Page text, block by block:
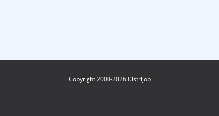
Copyright 2000-2026 Distrijob